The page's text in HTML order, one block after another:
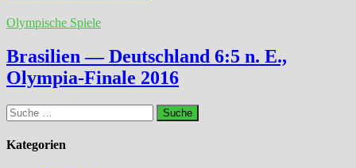
Olympische Spiele
Brasilien — Deutschland 6:5 n. E.,
Olympia-Finale 2016
Suche
nach:
Kategorien